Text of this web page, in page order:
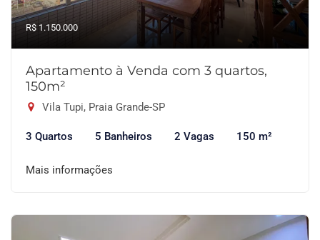
R$ 1.150.000
Apartamento à Venda com 3 quartos,
150m²
Vila Tupi, Praia Grande-SP
3 Quartos 5 Banheiros 2 Vagas 150 m²
Mais informações